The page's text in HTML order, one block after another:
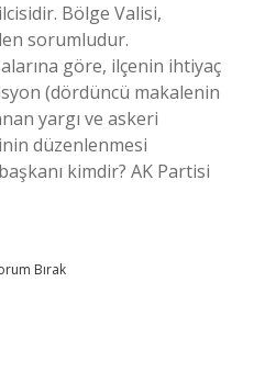
Bölge Valisi,
sorumludur.
göre, ilçenin ihtiyaç
(dördüncü makalenin
yargı ve askeri
düzenlenmesi
kimdir? AK Partisi
Bırak